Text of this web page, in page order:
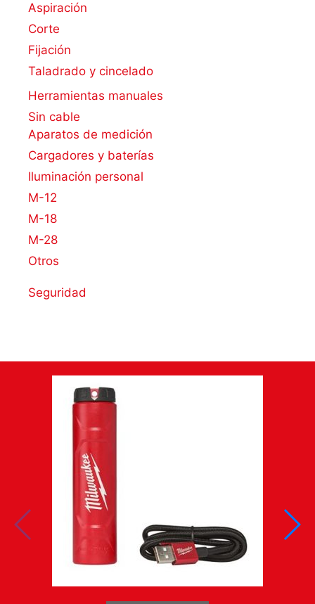
Aspiración
Corte
Fijación
Taladrado y cincelado
Herramientas manuales
Sin cable
Aparatos de medición
Cargadores y baterías
Iluminación personal
M-12
M-18
M-28
Otros
Seguridad